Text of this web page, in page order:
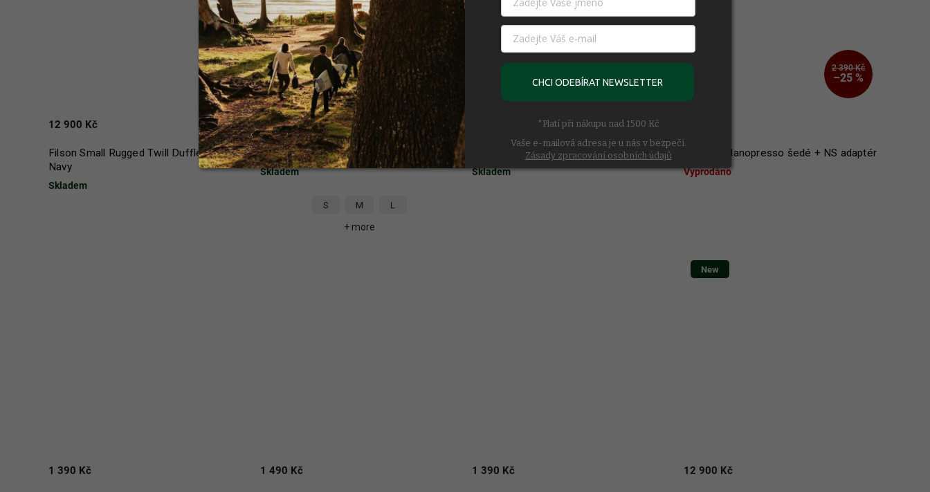
Filson Small Rugged Twill Duffle Bag -
Navy
Skladem
12 900 Kč
Voited Soul Slipper - True Black
Skladem
1 390 Kč
S M L
+ more
Nůž Leatherman Wave Alpha - Obsidian
Skladem
2 390 Kč
–25 %
Wacaco Nanopresso šedé + NS adaptér
Vyprodáno
1 390 Kč 1 490 Kč 1 390 Kč
New
12 900 Kč
CHCI ODEBÍRAT NEWSLETTER
*Platí při nákupu nad 1500 Kč
Vaše e-mailová adresa je u nás v bezpečí.
Zásady zpracování osobních údajů